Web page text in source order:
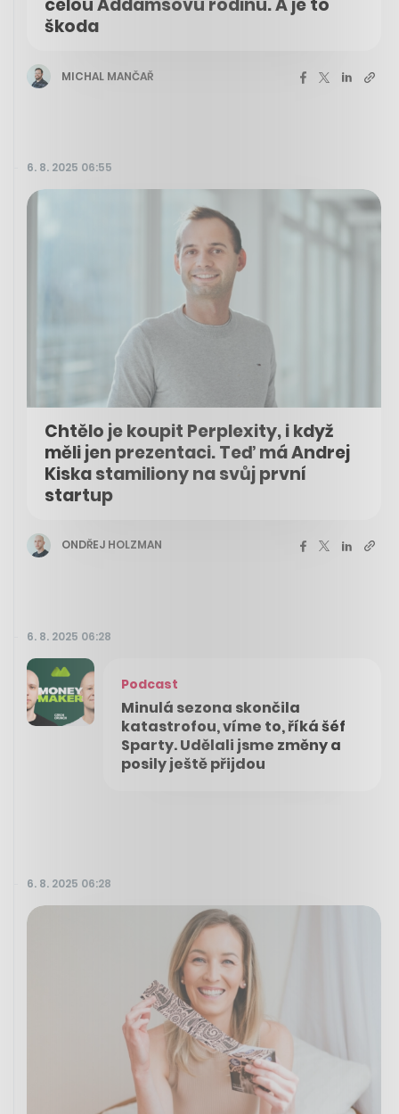
celou Addamsovu rodinu. A je to
škoda
MICHAL MANČAŘ
6. 8. 2025 06:55
Chtělo je koupit Perplexity, i když
měli jen prezentaci. Teď má Andrej
Kiska stamiliony na svůj první
startup
ONDŘEJ HOLZMAN
6. 8. 2025 06:28
Podcast
Minulá sezona skončila
katastrofou, víme to, říká šéf
Sparty. Udělali jsme změny a
posily ještě přijdou
6. 8. 2025 06:28